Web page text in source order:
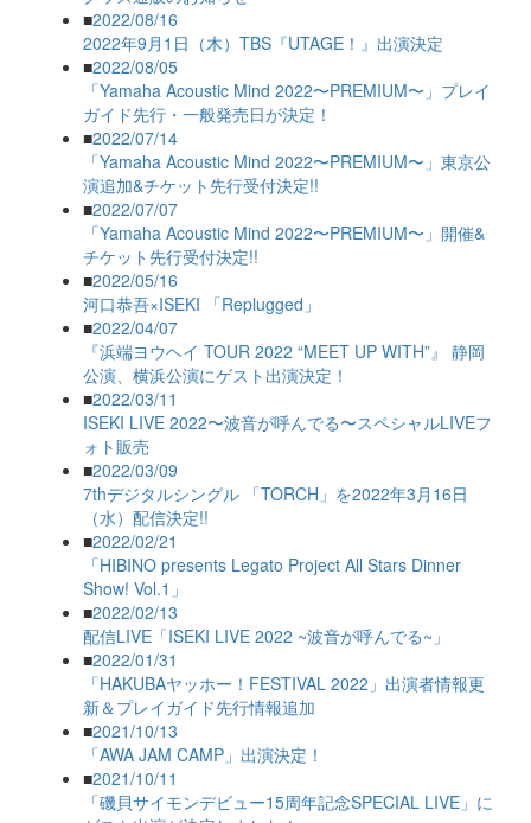
■2022/08/16
2022年9月1日（木）TBS『UTAGE！』出演決定
■2022/08/05
「Yamaha Acoustic Mind 2022〜PREMIUM〜」プレイ
ガイド先行・一般発売日が決定！
■2022/07/14
「Yamaha Acoustic Mind 2022〜PREMIUM〜」東京公
演追加&チケット先行受付決定!!
■2022/07/07
「Yamaha Acoustic Mind 2022〜PREMIUM〜」開催&
チケット先行受付決定!!
■2022/05/16
河口恭吾×ISEKI 「Replugged」
■2022/04/07
『浜端ヨウヘイ TOUR 2022 “MEET UP WITH”』 静岡
公演、横浜公演にゲスト出演決定！
■2022/03/11
ISEKI LIVE 2022〜波音が呼んでる〜スペシャルLIVEフ
ォト販売
■2022/03/09
7thデジタルシングル 「TORCH」を2022年3月16日
（水）配信決定!!
■2022/02/21
「HIBINO presents Legato Project All Stars Dinner
Show! Vol.1」
■2022/02/13
配信LIVE「ISEKI LIVE 2022 ~波音が呼んでる~」
■2022/01/31
「HAKUBAヤッホー！FESTIVAL 2022」出演者情報更
新＆プレイガイド先行情報追加
■2021/10/13
「AWA JAM CAMP」出演決定！
■2021/10/11
「磯貝サイモンデビュー15周年記念SPECIAL LIVE」に